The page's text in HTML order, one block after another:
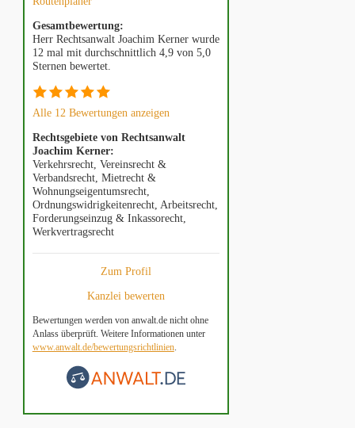
Gesamtbewertung:
Herr Rechtsanwalt Joachim Kerner wurde
12 mal mit durchschnittlich 4,9 von 5,0
Sternen bewertet.
Alle 12 Bewertungen anzeigen
Rechtsgebiete von Rechtsanwalt
Joachim Kerner:
Verkehrsrecht, Vereinsrecht &
Verbandsrecht, Mietrecht &
Wohnungseigentumsrecht,
Ordnungswidrigkeitenrecht, Arbeitsrecht,
Forderungseinzug & Inkassorecht,
Werkvertragsrecht
Zum Profil
Kanzlei bewerten
Bewertungen werden von anwalt.de nicht ohne
Anlass überprüft. Weitere Informationen unter
www.anwalt.de/bewertungsrichtlinien.